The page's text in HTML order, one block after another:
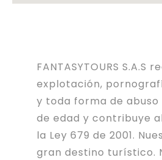
FANTASYTOURS S.A.S
explotación,
y toda forma de abuso
de edad y contribuye
la Ley 679 de 2001.
gran destino turístico.